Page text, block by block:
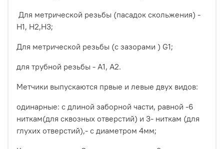
Для метрической резьбы (пасадок скольжения) -
Н1, Н2,Н3;
Для метрической резьбы (с зазорами ) G1;
для трубной резьбы - А1, А2.
Метчики выпускаются првые и левые двух видов:
одинарные: с длиной заборной части, равной -6
ниткам(для сквозных отверстий) и 3- ниткам (для
глухих отверстий),- с диаметром 4мм;